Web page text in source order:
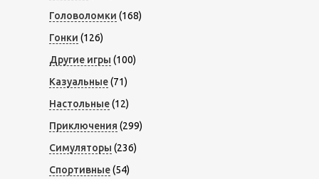
Головоломки (168)
Гонки (126)
Другие игры (100)
Казуальные(71)
Настольные(12)
Приключения (299)
Симуляторы (236)
Спортивные(54)